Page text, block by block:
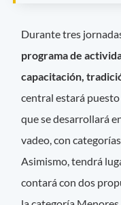
Durante tres
programa de
capacitación,
central estará
que se desarrollará
vadeo, con
Asimismo, tendrá
contará con dos